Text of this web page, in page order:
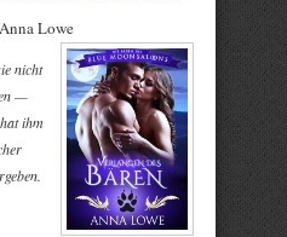
Lowe
nicht
—
ihm